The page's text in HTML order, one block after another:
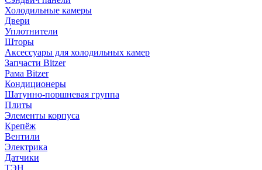
Холодильные камеры
Двери
Уплотнители
Шторы
Аксессуары для холодильных камер
Запчасти Bitzer
Рама Bitzer
Кондиционеры
Шатунно-поршневая группа
Плиты
Элементы корпуса
Крепёж
Вентили
Электрика
Датчики
ТЭН